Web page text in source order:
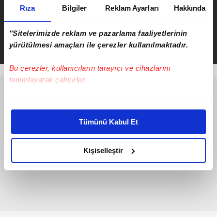
Rıza Bilgiler Reklam Ayarları Hakkında
"Sitelerimizde reklam ve pazarlama faaliyetlerinin
yürütülmesi amaçları ile çerezler kullanılmaktadır.
Bu çerezler, kullanıcıların tarayıcı ve cihazlarını
tanımlayarak çalışırlar.
Bu çerezlere izin vermeniz halinde sizlere özel
daha iyi reklam deneyimi yaşatabiliriz. Bunu yaparken
amacımızın size daha iyi bir reklam deneyimi sunmak
olduğunu ve sizlere en iyi içerikleri sunabilmek adına
elimizden gelen çabayı gösterdiğimizi ve bu noktada,
reklamların maliyetlerimizi karşılamak noktasında tek gelir
Tümünü Kabul Et
Kişiselleştir
Kocaeli'de bariyerlere çarpan
otomobilde can pazarı! 2 ölü 3
yaralı